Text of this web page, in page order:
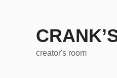
creator's room